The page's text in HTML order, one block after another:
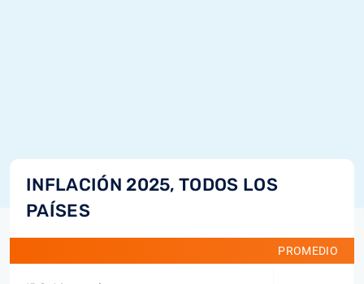
INFLACIÓN 2025, TODOS LOS
PAÍSES
PROMEDIO